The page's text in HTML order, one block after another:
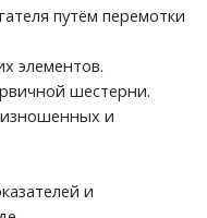
путём перемотки
элементов.
шестерни.
изношенных и
и